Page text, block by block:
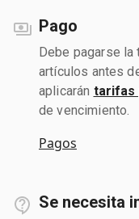
Pago
Debe pagarse
artículos antes
aplicarán tarifas
de vencimiento.
Pagos
Se necesita